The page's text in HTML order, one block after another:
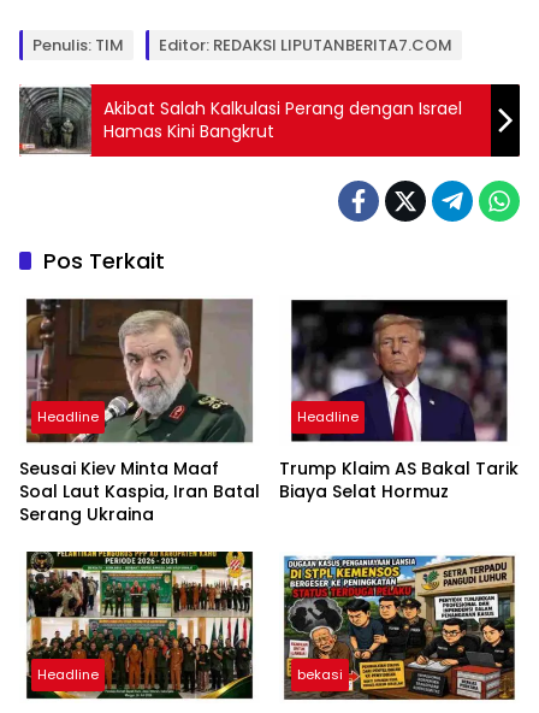
Penulis: TIM Editor: REDAKSI LIPUTANBERITA7.COM
Akibat Salah Kalkulasi Perang dengan Israel
Hamas Kini Bangkrut
Pos Terkait
Headline
Seusai Kiev Minta Maaf
Soal Laut Kaspia, Iran Batal
Serang Ukraina
Headline
Trump Klaim AS Bakal Tarik
Biaya Selat Hormuz
Headline bekasi